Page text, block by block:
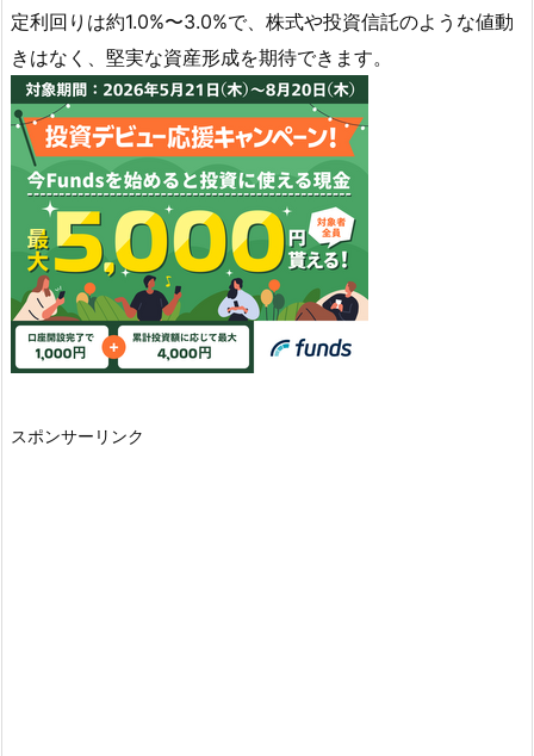
定利回りは約1.0%〜3.0%で、株式や投資信託のような値動
きはなく、堅実な資産形成を期待できます。
スポンサーリンク